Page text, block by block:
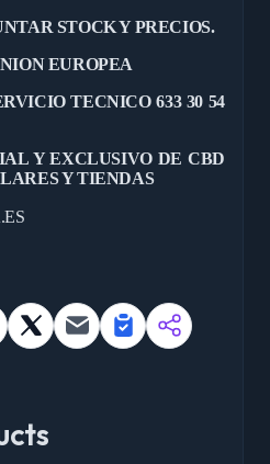
STOCK Y PRECIOS.
EUROPEA
TECNICO 633 30 54
Y EXCLUSIVO DE CBD
Y TIENDAS